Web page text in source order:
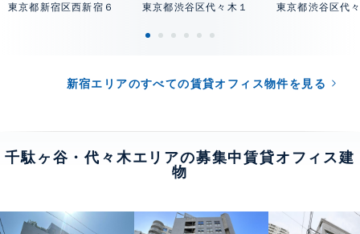
東京都新宿区西新宿６
東京都渋谷区代々木１
東京都渋谷区代
新宿エリアのすべての賃貸オフィス物件を見る
千駄ヶ谷・代々木エリアの募集中賃貸オフィス建
物